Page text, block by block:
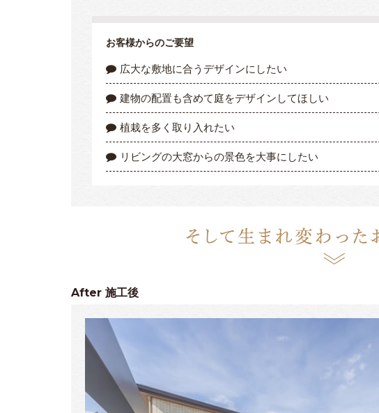
お客様からのご要望
広大な敷地に合うデザインにしたい
建物の配置も含めて庭をデザインしてほしい
植栽を多く取り入れたい
リビングの大窓からの景色を大事にしたい
After 施工後